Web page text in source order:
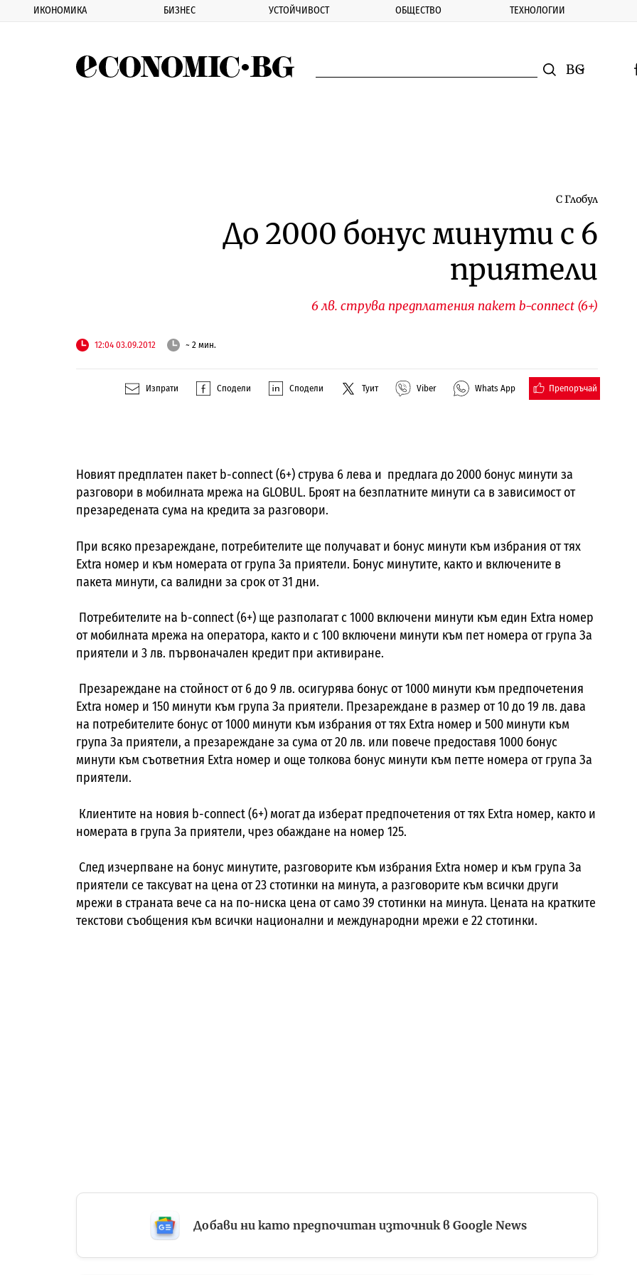
ИКОНОМИКА БИЗНЕС УСТОЙЧИВОСТ ОБЩЕСТВО ТЕХНОЛОГИИ
Смяна на
До 2000 бонус минути с 6
приятели
6 лв. струва предплатения пакет b-connect (6+)
С Глобул
12:04 03.09.2012 ~ 2 мин.
Изпрати Сподели Сподели Туит Viber Whats App Препоръчай
Новият предплатен пакет b-connect (6+) струва 6 лева и предлага до 2000 бонус минути за
разговори в мобилната мрежа на GLOBUL. Броят на безплатните минути са в зависимост от
презаредената сума на кредита за разговори.
При всяко презареждане, потребителите ще получават и бонус минути към избрания от тях
Extra номер и към номерата от група За приятели. Бонус минутите, както и включените в
пакета минути, са валидни за срок от 31 дни.
Потребителите на b-connect (6+) ще разполагат с 1000 включени минути към един Extra номер
от мобилната мрежа на оператора, както и с 100 включени минути към пет номера от група За
приятели и 3 лв. първоначален кредит при активиране.
Презареждане на стойност от 6 до 9 лв. осигурява бонус от 1000 минути към предпочетения
Extra номер и 150 минути към група За приятели. Презареждане в размер от 10 до 19 лв. дава
на потребителите бонус от 1000 минути към избрания от тях Extra номер и 500 минути към
група За приятели, а презареждане за сума от 20 лв. или повече предоставя 1000 бонус
минути към съответния Extra номер и още толкова бонус минути към петте номера от група За
приятели.
Клиентите на новия b-connect (6+) могат да изберат предпочетения от тях Extra номер, както и
номерата в група За приятели, чрез обаждане на номер 125.
След изчерпване на бонус минутите, разговорите към избрания Extra номер и към група За
приятели се таксуват на цена от 23 стотинки на минута, а разговорите към всички други
мрежи в страната вече са на по-ниска цена от само 39 стотинки на минута. Цената на кратките
текстови съобщения към всички национални и международни мрежи е 22 стотинки.
Добави ни като предпочитан източник в Google News